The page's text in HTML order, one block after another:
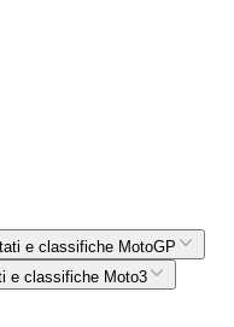
e classifiche MotoGP
e classifiche Moto3